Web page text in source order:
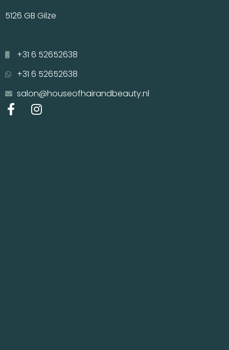
5126 GB Gilze
+31 6 52652638
+31 6 52652638
salon@houseofhairandbeauty.nl